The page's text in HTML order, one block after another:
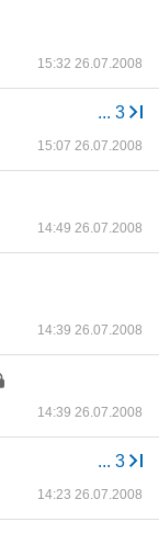
15:32 26.07.2008
... 3
15:07 26.07.2008
14:49 26.07.2008
14:39 26.07.2008
14:39 26.07.2008
... 3
14:23 26.07.2008